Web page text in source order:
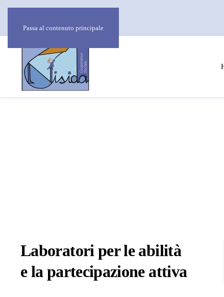
Passa al contenuto principale
Laboratori per le abilità
e la partecipazione attiva